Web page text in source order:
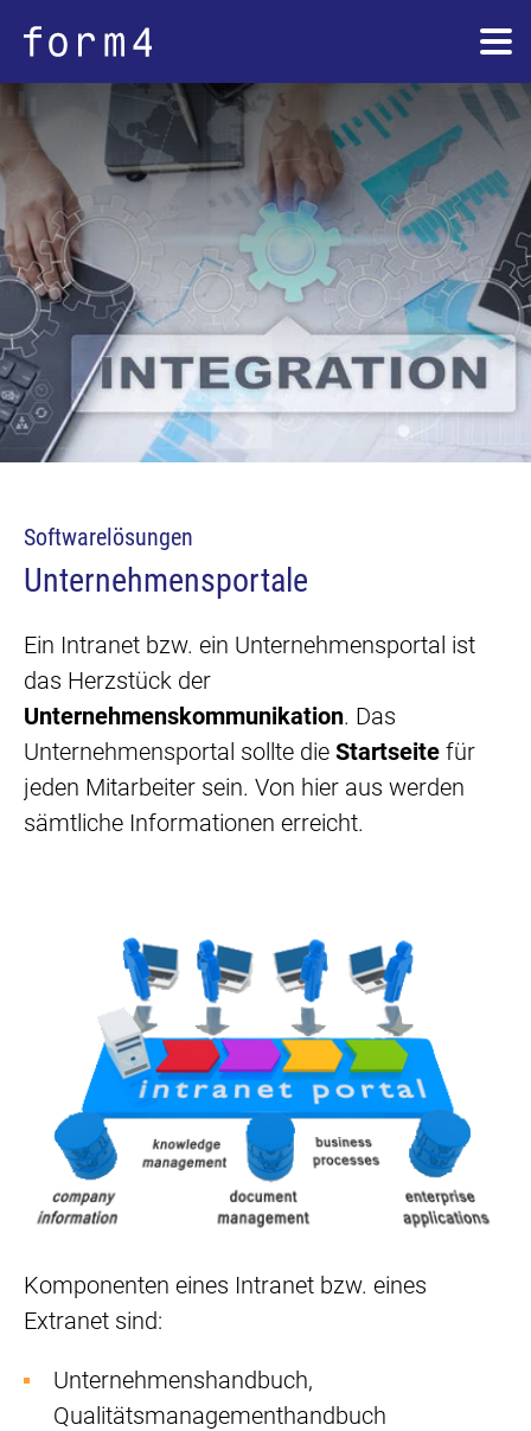
Softwarelösungen
Unternehmensportale
Ein Intranet bzw. ein Unternehmensportal ist
das Herzstück der
Unternehmenskommunikation. Das
Unternehmensportal sollte die Startseite für
jeden Mitarbeiter sein. Von hier aus werden
sämtliche Informationen erreicht.
Komponenten eines Intranet bzw. eines
Extranet sind:
Unternehmenshandbuch,
Qualitätsmanagementhandbuch